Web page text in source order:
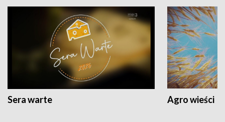
Sera warte Agro wieści